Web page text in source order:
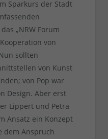
Sparkurs der Stadt
„NRW Forum
von
sollten
von Kunst
von Pop war
Design. Aber erst
Lippert und Petra
Ansatz ein Konzept
dem Anspruch